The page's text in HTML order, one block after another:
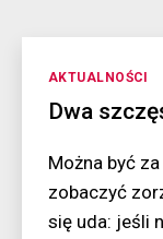
Kategorie
AKTUALNOŚCI
Dwa
Można być
zobaczyć
się uda: jeśli